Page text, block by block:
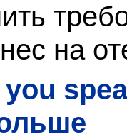
на
you